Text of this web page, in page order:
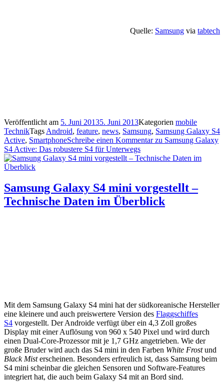
Quelle: Samsung via tabtech
Veröffentlicht am 5. Juni 20135. Juni 2013Kategorien mobile
TechnikTags Android, feature, news, Samsung, Samsung Galaxy S4
Active, SmartphoneSchreibe einen Kommentarzu Samsung Galaxy
S4 Active: Das robustere S4 für Unterwegs
Samsung Galaxy S4 mini vorgestellt –
Technische Daten im Überblick
Mit dem Samsung Galaxy S4 mini hat der südkoreanische Hersteller
eine kleinere und auch preiswertere Version des Flaggschiffes
S4 vorgestellt. Der Androide verfügt über ein 4,3 Zoll großes
Display mit einer Auflösung von 960 x 540 Pixel und wird durch
einen Dual-Core-Prozessor mit je 1,7 GHz angetrieben. Wie der
große Bruder wird auch das S4 mini in den Farben White Frostund
Black Misterscheinen. Besonders erfreulich ist, dass Samsung beim
S4 mini scheinbar die gleichen Sensoren und Software-Features
integriert hat, die auch beim Galaxy S4 mit an Bord sind.